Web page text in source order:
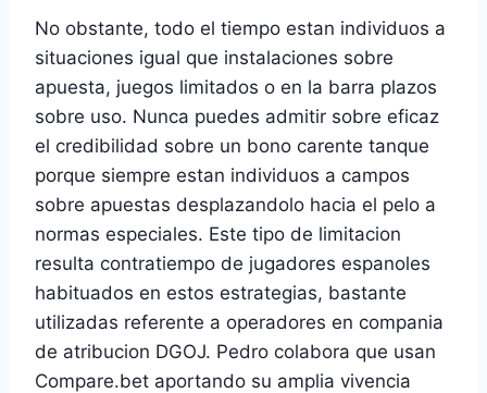
No obstante, todo el tiempo estan individuos a
situaciones igual que instalaciones sobre
apuesta, juegos limitados o en la barra plazos
sobre uso. Nunca puedes admitir sobre eficaz
el credibilidad sobre un bono carente tanque
porque siempre estan individuos a campos
sobre apuestas desplazandolo hacia el pelo a
normas especiales. Este tipo de limitacion
resulta contratiempo de jugadores espanoles
habituados en estos estrategias, bastante
utilizadas referente a operadores en compania
de atribucion DGOJ. Pedro colabora que usan
Compare.bet aportando su amplia vivencia